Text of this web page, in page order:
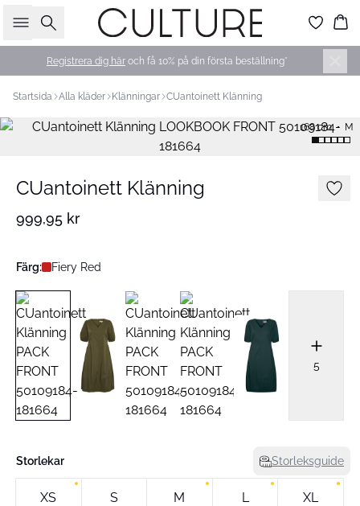
Sök
Registrera dig här och få 10% på din första beställning*
Startsida Alla kläder Klänningar CUantoinett Klänning
168 cm • M
CUantoinett Klänning
999,95 kr
Färg: Fiery Red
5
Storlekar Storleksguide
XS S M L XL